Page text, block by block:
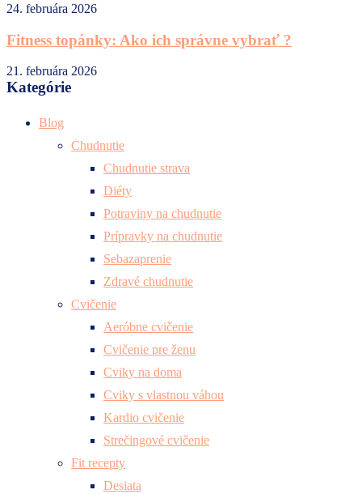
24. februára 2026
Fitness topánky: Ako ich správne vybrať ?
21. februára 2026
Kategórie
Blog
Chudnutie
Chudnutie strava
Diéty
Potraviny na chudnutie
Prípravky na chudnutie
Sebazaprenie
Zdravé chudnutie
Cvičenie
Aeróbne cvičenie
Cvičenie pre ženu
Cviky na doma
Cviky s vlastnou váhou
Kardio cvičenie
Strečingové cvičenie
Fit recepty
Desiata